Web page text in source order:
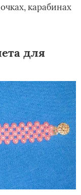
карабинах
для